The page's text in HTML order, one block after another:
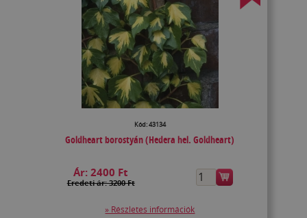
Kód: 43134
Goldheart borostyán (Hedera hel. Goldheart)
Ár:2400 Ft
Eredeti ár: 3200 Ft
» Részletes információk